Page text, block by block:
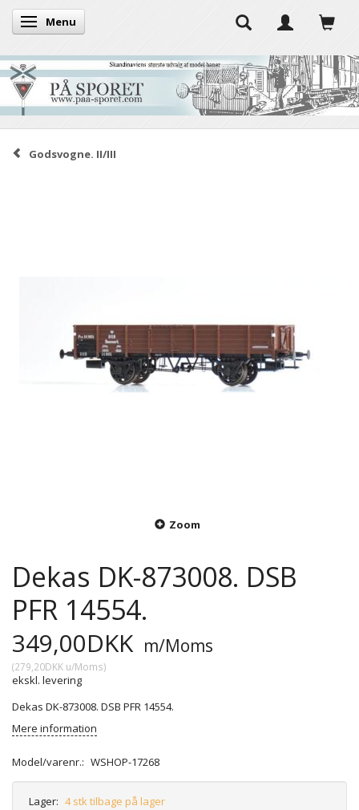
Skifte navigation
Menu
Godsvogne. II/III
Zoom
Dekas DK-873008. DSB
PFR 14554.
349,00DKK m/Moms
(279,20DKK u/Moms)
ekskl. levering
Dekas DK-873008. DSB PFR 14554.
Mere information
Model/varenr.: WSHOP-17268
Lager: 4 stk tilbage på lager